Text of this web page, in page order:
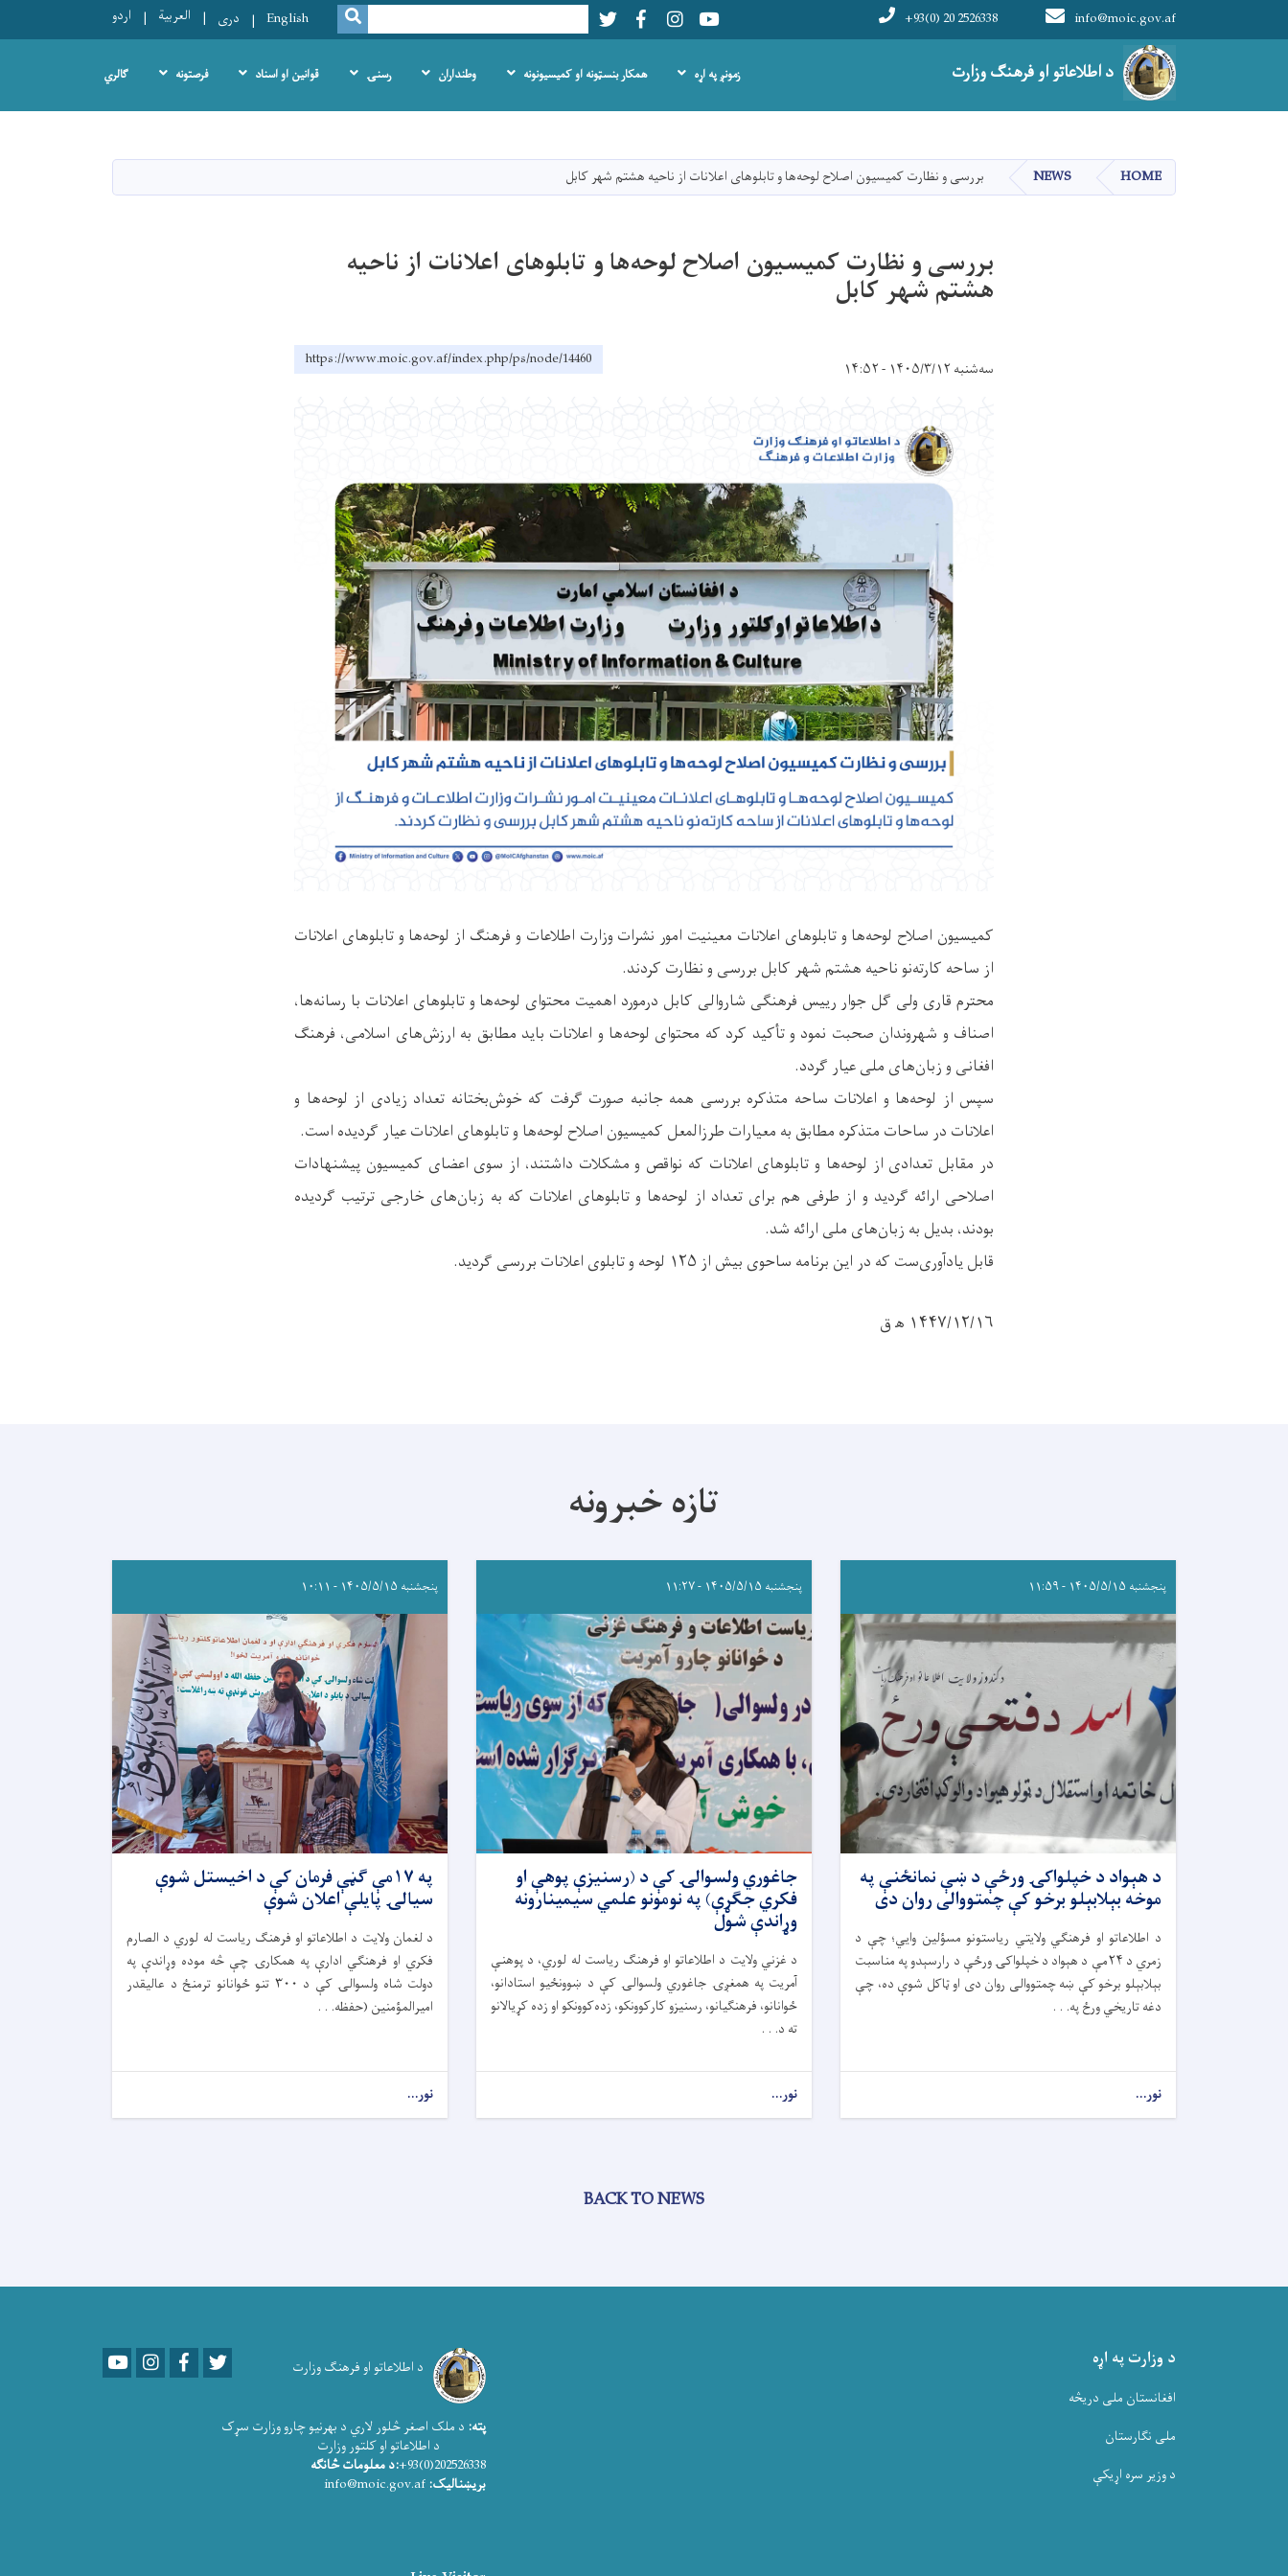
دانګل
د اطلاعاتو او فرهنګ وزارت
info@moic.gov.af
+93(0) 20 2526338
Youtube
LinkedIn
Facebook
Twitter
Search
SEARCH
English دری العربية اردو
Main navigation
زمونږ په اړه همکار بنسټونه او کمیسیونونه وطنداران رسنۍ قوانین او اسناد فرصتونه ګالري
HOME
NEWS بررسی و نظارت کمیسیون اصلاح لوحه‌ها و تابلوهای اعلانات از ناحیه هشتم شهر کابل
بررسی و نظارت کمیسیون اصلاح لوحه‌ها و تابلوهای اعلانات از ناحیه
هشتم شهر کابل
سه‌شنبه ۱۴۰۵/۳/۱۲ - ۱۴:۵۲ https://www.moic.gov.af/index.php/ps/node/14460
کمیسیون اصلاح لوحه‌ها و تابلوهای اعلانات معینیت امور نشرات وزارت اطلاعات و فرهنگ از لوحه‌ها و تابلوهای اعلانات
از ساحه کارته‌نو ناحیه هشتم شهر کابل بررسی و نظارت کردند.
محترم قاری ولی گل جوار رییس فرهنگی شاروالی کابل درمورد اهمیت محتوای لوحه‌ها و تابلوهای اعلانات با رسانه‌ها،
اصناف و شهروندان صحبت نمود و تأکید کرد که محتوای لوحه‌ها و اعلانات باید مطابق به ارزش‌های اسلامی، فرهنگ
افغانی و زبان‌های ملی عیار گردد.
سپس از لوحه‌ها و اعلانات ساحه متذکره بررسی همه جانبه صورت گرفت که خوش‌بختانه تعداد زیادی از لوحه‌ها و
اعلانات در ساحات متذکره مطابق به معیارات طرزالمعل کمیسیون اصلاح لوحه‌ها و تابلوهای اعلانات عیار گردیده است.
در مقابل تعدادی از لوحه‌ها و تابلوهای اعلانات که نواقص و مشکلات داشتند، از سوی اعضای کمیسیون پیشنهادات
اصلاحی ارائه گردید و از طرفی هم برای تعداد از لوحه‌ها و تابلوهای اعلانات که به زبان‌های خارجی ترتیب گردیده
بودند، بدیل به زبان‌های ملی ارائه شد.
قابل یادآوری‌ست که در این برنامه ساحوی بیش از ۱۲۵ لوحه و تابلوی اعلانات بررسی گردید.
۱۴۴۷/۱۲/۱۶ ه‍ ق
تازه خبرونه
پنجشنبه ۱۴۰۵/۵/۱۵ - ۱۱:۵۹
د هېواد د خپلواکۍ ورځې د ښې نمانځنې په
موخه بېلابېلو برخو کې چمتووالی روان دی
د اطلاعاتو او فرهنګي ولایتي ریاستونو مسؤلین وایي؛ چې د
زمري د ۲۴مې د هېواد د خپلواکۍ ورځې د رارسېدو په مناسبت
بېلابېلو برخو کې ښه چمتووالی روان دی او ټاکل شوې ده، چې
دغه تاریخي ورځ په. . .
نور...
پنجشنبه ۱۴۰۵/۵/۱۵ - ۱۱:۲۷
جاغوري ولسوالۍ کې د (رسنیزې پوهې او
فکري جګړې) په نومونو علمي سیمینارونه
وړاندې شول
د غزني ولایت د اطلاعاتو او فرهنګ ریاست له لوري، د پوهنې
آمریت په همغږۍ جاغوري ولسوالۍ کې د ښوونځیو استادانو،
ځوانانو، فرهنګیانو، رسنیزو کارکوونکو، زده‌کوونکو او زده کړیالانو
ته د. . .
نور...
پنجشنبه ۱۴۰۵/۵/۱۵ - ۱۰:۱۱
په ۱۷مې ګڼې فرمان کې د اخیستل شوې
سیالۍ پایلې اعلان شوې
د لغمان ولایت د اطلاعاتو او فرهنګ ریاست له لوري د الصارم
فکري او فرهنګي ادارې په همکارۍ چې څه موده وړاندې په
دولت شاه ولسوالۍ کې د ۳۰۰ تنو ځوانانو ترمنځ د عالیقدر
امیرالمؤمنین (حفظه. . .
نور...
BACK TO NEWS
د وزارت په اړه
افغانستان ملی دریڅه
ملی نگارستان
د وزیر سره اړیکې
د اطلاعاتو او فرهنګ وزارت YoutubeLinkedInFacebook
پته: د ملک اصغر څلور لاري د بهرنیو چارو وزارت سړک
د اطلاعاتو او کلتور وزارت
202526338(0)93+
:د معلومات څانګه
بریښنالیک: info@moic.gov.af